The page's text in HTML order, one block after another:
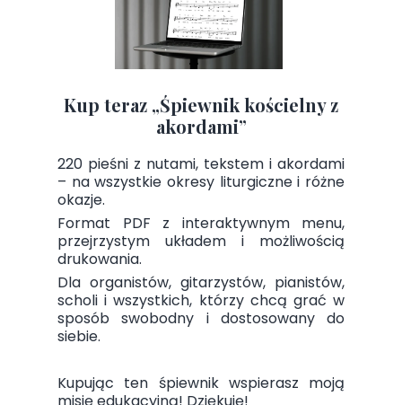
Kup teraz „Śpiewnik kościelny z
akordami”
220 pieśni z nutami, tekstem i akordami
– na wszystkie okresy liturgiczne i różne
okazje.
Format PDF z interaktywnym menu,
przejrzystym układem i możliwością
drukowania.
Dla organistów, gitarzystów, pianistów,
scholi i wszystkich, którzy chcą grać w
sposób swobodny i dostosowany do
siebie.
Kupując ten śpiewnik wspierasz moją